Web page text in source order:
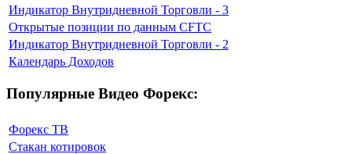
Индикатор Внутридневной Торговли - 3
Открытые позиции по данным CFTC
Индикатор Внутридневной Торговли - 2
Календарь Доходов
Популярные Видео Форекс:
Форекс ТВ
Стакан котировок